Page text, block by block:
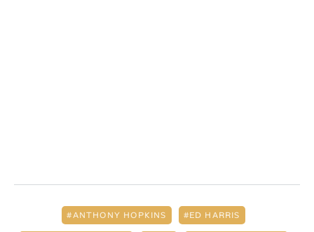
ANTHONY HOPKINS ED HARRIS